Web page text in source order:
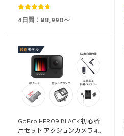
5段階中
4日間：¥8,990～
GoPro HERO9 BLACK 初心者
用セット アクションカメラ 4…